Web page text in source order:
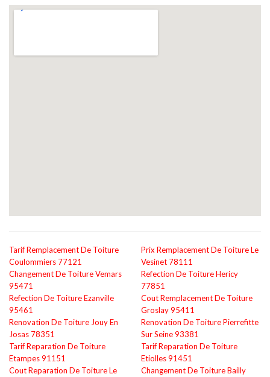
Tarif Remplacement De Toiture
Coulommiers 77121
Changement De Toiture Vemars
95471
Refection De Toiture Ezanville
95461
Renovation De Toiture Jouy En
Josas 78351
Tarif Reparation De Toiture
Etampes 91151
Cout Reparation De Toiture Le
Prix Remplacement De Toiture Le
Vesinet 78111
Refection De Toiture Hericy
77851
Cout Remplacement De Toiture
Groslay 95411
Renovation De Toiture Pierrefitte
Sur Seine 93381
Tarif Reparation De Toiture
Etiolles 91451
Changement De Toiture Bailly